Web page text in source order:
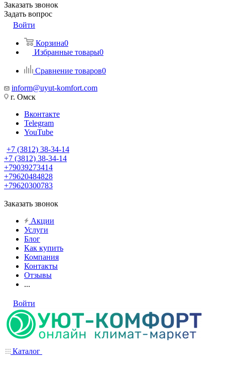
Заказать звонок
Задать вопрос
Войти
Корзина0
Избранные товары0
Сравнение товаров0
inform@uyut-komfort.com
г. Омск
Вконтакте
Telegram
YouTube
+7 (3812) 38-34-14
+7 (3812) 38-34-14
+79039273414
+79620484828
+79620300783
Заказать звонок
Акции
Услуги
Блог
Как купить
Компания
Контакты
Отзывы
...
Войти
Каталог